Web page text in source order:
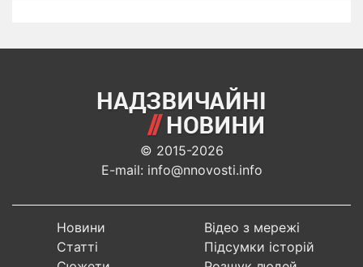
© 2015-2026
E-mail: info@nnovosti.info
Новини
Статті
Відео з мережі
Підсумки історій